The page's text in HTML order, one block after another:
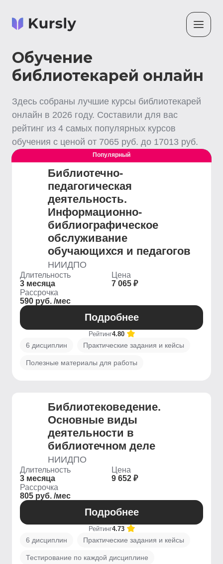
Обучение
библиотекарей онлайн
Здесь собраны лучшие курсы библиотекарей
онлайн в 2026 году. Составили для вас
рейтинг из 4 самых популярных курсов
обучения с ценой от 7065 руб. до 17013 руб.
Выгодный
Популярный
Библиотечно-
педагогическая
деятельность.
Информационно-
библиографическое
обслуживание
обучающихся и педагогов
НИИДПО
Длительность
3 месяца
Цена
7 065 ₽
Рассрочка
590 руб. /мес
Подробнее
Рейтинг4.80
6 дисциплин Практические задания и кейсы
Полезные материалы для работы
Библиотековедение.
Основные виды
деятельности в
библиотечном деле
НИИДПО
Длительность
3 месяца
Цена
9 652 ₽
Рассрочка
805 руб. /мес
Подробнее
Рейтинг4.73
6 дисциплин Практические задания и кейсы
Тестирование по каждой дисциплине